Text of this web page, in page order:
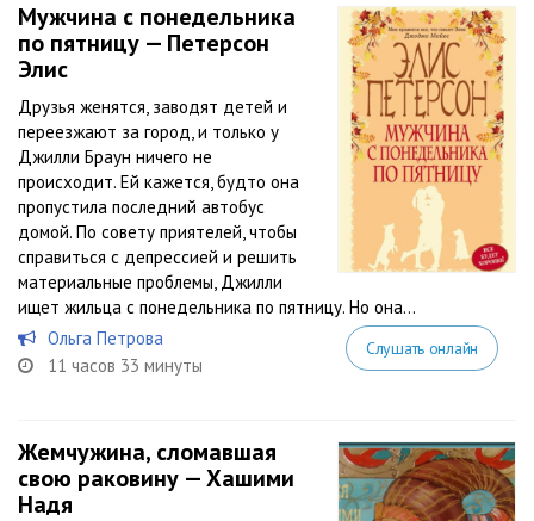
Мужчина с понедельника
по пятницу — Петерсон
Элис
Друзья женятся, заводят детей и
переезжают за город, и только у
Джилли Браун ничего не
происходит. Ей кажется, будто она
пропустила последний автобус
домой. По совету приятелей, чтобы
справиться с депрессией и решить
материальные проблемы, Джилли
ищет жильца с понедельника по пятницу. Но она...
Ольга Петрова
11 часов 33 минуты
Слушать онлайн
Жемчужина, сломавшая
свою раковину — Хашими
Надя